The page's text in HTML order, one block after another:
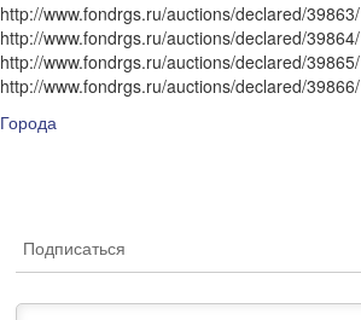
http://www.fondrgs.ru/auctions/declared/39863/
http://www.fondrgs.ru/auctions/declared/39864/
http://www.fondrgs.ru/auctions/declared/39865/
http://www.fondrgs.ru/auctions/declared/39866/
Города
Подписаться